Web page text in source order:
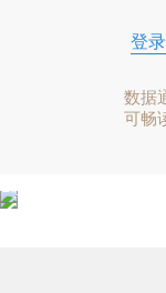
登录
数据
可畅